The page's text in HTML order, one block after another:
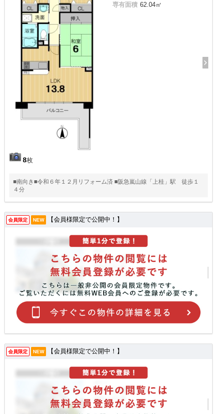
8枚
専有面積 62.04㎡
■南向き■令和６年１２月リフォーム済 ■阪急嵐山線「上桂」駅 徒歩１
４分
会員限定 NEW 【会員様限定で公開中！】
会員限定 NEW 【会員様限定で公開中！】